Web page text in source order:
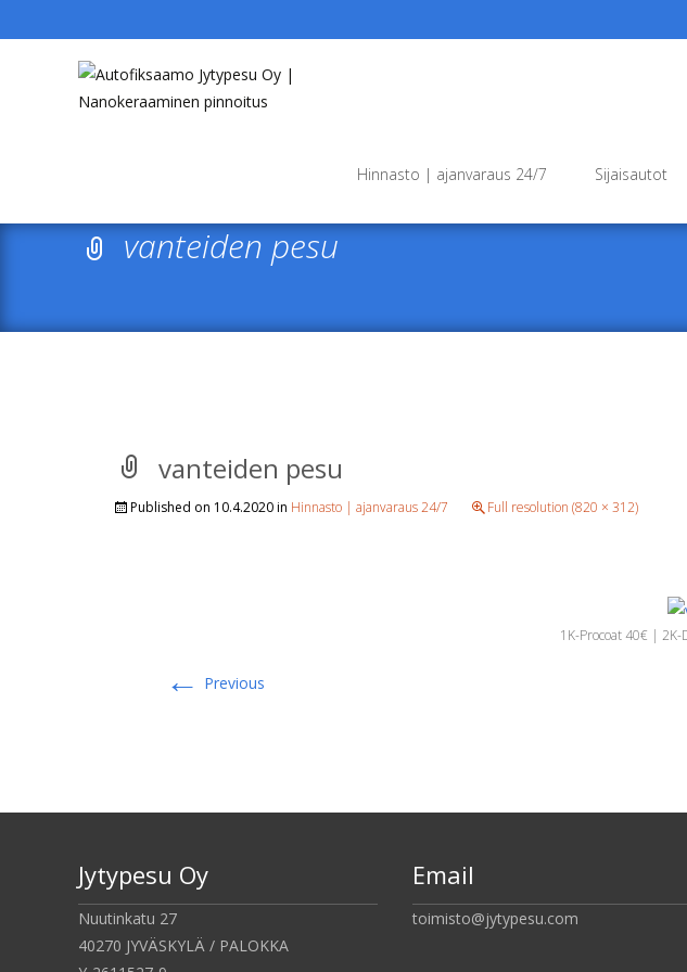
Hinnasto | ajanvaraus 24/7 Sijaisautot
vanteiden pesu
vanteiden pesu
Published on 10.4.2020in Hinnasto | ajanvaraus 24/7 Full resolution (820 × 312)
← Previous
1K-Procoat 40€ |
Jytypesu Oy
Nuutinkatu 27
40270 JYVÄSKYLÄ / PALOKKA
Email
toimisto@jytypesu.com